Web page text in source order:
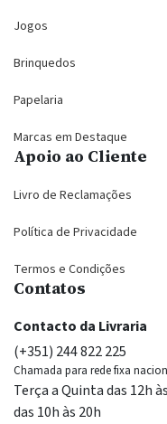
Jogos
Brinquedos
Papelaria
Marcas em Destaque
Apoio ao Cliente
Livro de Reclamações
Política de Privacidade
Termos e Condições
Contatos
Contacto da Livraria
(+351) 244 822 225
Chamada para rede fixa
Terça a Quinta das 12h
das 10h às 20h